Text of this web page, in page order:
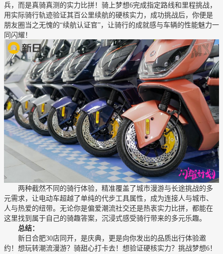
兵，而是真骑真测的实力比拼！骑上梦想6完成指定路线和里程挑战，
用实际骑行轨迹验证其百公里续航的硬核实力，成功挑战后，你便是
朋友圈当之无愧的“续航认证官”，让骑行的成就感与车辆的性能魅力一
同闪耀！
两种截然不同的骑行体验，精准覆盖了城市漫游与长途挑战的多
元需求，让电动车超越了单纯的代步工具属性，成为连接人与城市、
人与热爱的纽带。无论你是偏爱潮流社交还是热衷实力比拼，都能在
这里找到属于自己的骑趣答案，沉浸式感受骑行带来的多元乐趣。
总结：
新日合肥30店同开，是庆典，更是向你发出的品质出行体验邀
约！想玩转潮流漫游？骑甜心打卡去！想验证硬核实力？挑战梦想6！